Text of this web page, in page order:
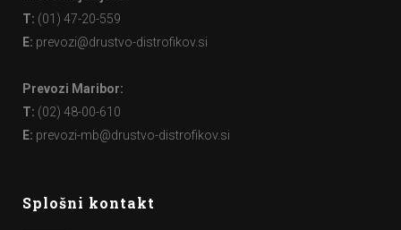
T: (01) 47-20-559
E: prevozi@drustvo-distrofikov.si
Prevozi Maribor:
T: (02) 48-00-610
E: prevozi-mb@drustvo-distrofikov.si
Splošni kontakt